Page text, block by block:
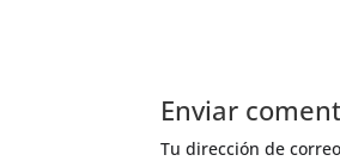
Enviar
Tu dirección de